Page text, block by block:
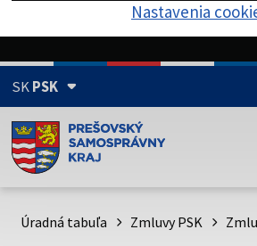
Nastavenia
SKPSK
Doména psk.sk je oficiálna
Toto je oficiálna webová stránka
psk.sk.
Úradná tabuľa Zmluvy PSK